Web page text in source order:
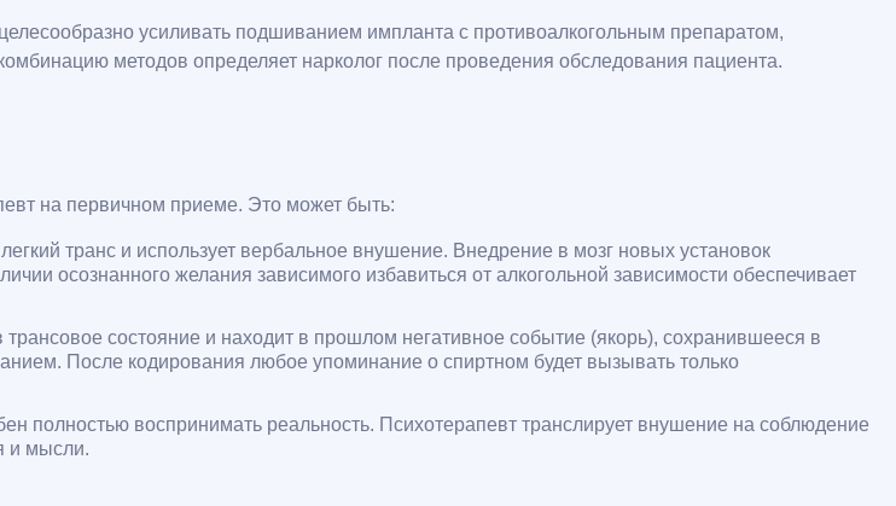
усиливать подшиванием импланта с противоалкогольным препаратом,
методов определяет нарколог после проведения обследования пациента.
на первичном приеме. Это может быть:
транс и использует вербальное внушение. Внедрение в мозг новых установок
осознанного желания зависимого избавиться от алкогольной зависимости обеспечивает
состояние и находит в прошлом негативное событие (якорь), сохранившееся в
После кодирования любое упоминание о спиртном будет вызывать только
полностью воспринимать реальность. Психотерапевт транслирует внушение на соблюдение
и мысли.